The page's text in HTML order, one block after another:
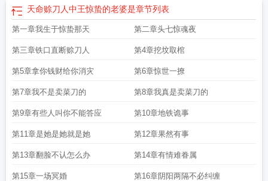
惊蛰儿子天命赊刀人王惊蛰借命成功后 天命赊刀人王惊蛰茅小草第一次
刀人王惊蛰和小草结局天命赊刀人王惊蛰哪一集死了天命赊刀人王惊蛰最后娶
了谁天命赊刀人王惊蛰什么时候改命 天命赊刀人王惊蛰百度百科
惊蛰最后结局
天命赊刀人王惊蛰 被厉鬼带着后天命赊刀人王惊蛰对小草说的情
鱼天命赊刀人王惊蛰免费阅读 天命赊刀人王惊蛰什么时候恢复记忆的
刀人王惊蛰第几集大婚天命赊刀人王惊蛰漫画天命赊刀人王惊蛰什么时候恢复
记忆天命赊刀人王惊蛰几个女人 天命赊刀人王惊蛰的父亲叫什么
惊蛰顶点天命赊刀人王惊蛰全文免费阅读天命赊刀人王惊蛰结局
惊蛰对小草说的情话
天命赊刀人王惊蛰说的情话 天命赊刀人王惊蛰和茅小草
阁
天命赊刀人中王惊蛰的老婆是章节列表
第一章我生于惊蛰那天 第二章头七惊魂夜
第三章铁口直断赊刀人 第4章挖坟取棺
第5章拿你钱财给你消灾 第6章惊世一撩
第7章我不是卖菜刀的 第8章我真是卖菜刀的
第9章有些人叫你不能答应 第10章地铁诡事
第11章是她是她就是她 第12章果然有事
第13章翻脸不认怎么办 第14章有情难眷属
第15章一场冥婚 第16章阴阳两隔不必纠缠